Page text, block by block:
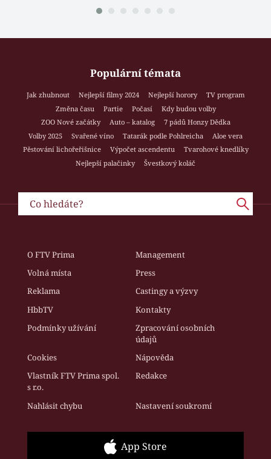
Populární témata
Jak zhubnout Nejlepší filmy 2024 Nejlepší horory
TV program
Změna času
Partie Počasí
Kdy budou volby
ZOO Nové začátky
Auto – katalog
7 pádů Honzy Dědka
Volby 2025
Svařené víno Tatarák podle Pohlreicha
Aloe vera
Pěstování lichořeřišnice
Výpočet ascendentu
Tvarohové knedlíky
Nejlepší palačinky
Švestkový koláč
O FTV Prima
Management
Volná místa
Press
Reklama
Castingy a výzvy
HbbTV
Kontakty
Podmínky užívání
Zpracování osobních
údajů
Cookies
Nápověda
Vlastník FTV Prima spol.
s r.o.
Redakce
Nahlásit chybu Nastavení soukromí
App Store